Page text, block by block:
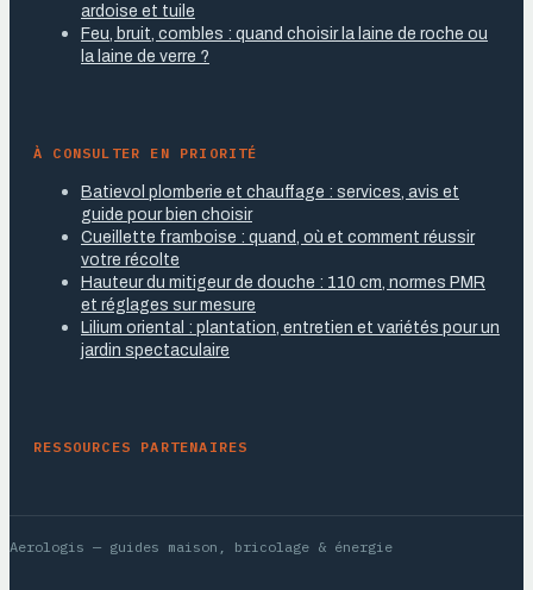
ardoise et tuile
Feu, bruit, combles : quand choisir la laine de roche ou
la laine de verre ?
À CONSULTER EN PRIORITÉ
Batievol plomberie et chauffage : services, avis et
guide pour bien choisir
Cueillette framboise : quand, où et comment réussir
votre récolte
Hauteur du mitigeur de douche : 110 cm, normes PMR
et réglages sur mesure
Lilium oriental : plantation, entretien et variétés pour un
jardin spectaculaire
RESSOURCES PARTENAIRES
Aerologis — guides maison, bricolage & énergie